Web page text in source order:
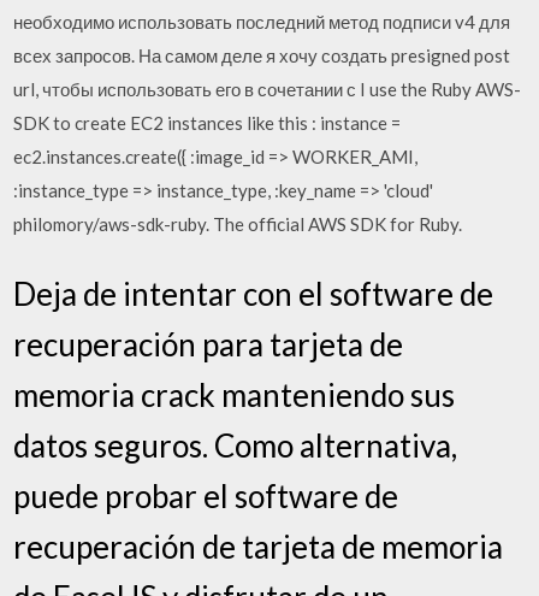
необходимо использовать последний метод подписи v4 для
всех запросов. На самом деле я хочу создать presigned post
url, чтобы использовать его в сочетании с I use the Ruby AWS-
SDK to create EC2 instances like this : instance =
ec2.instances.create({ :image_id => WORKER_AMI,
:instance_type => instance_type, :key_name => 'cloud'
philomory/aws-sdk-ruby. The official AWS SDK for Ruby.
Deja de intentar con el software de
recuperación para tarjeta de
memoria crack manteniendo sus
datos seguros. Como alternativa,
puede probar el software de
recuperación de tarjeta de memoria